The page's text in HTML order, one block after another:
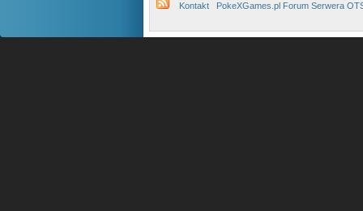
Kontakt PokeXGames.pl Forum Serwera